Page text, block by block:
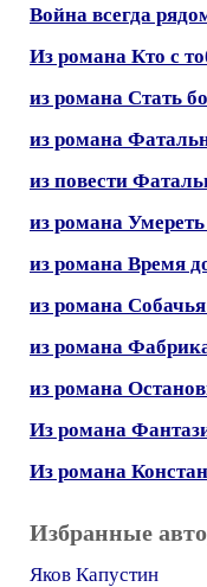
Война всегда
Из романа Кто с
из романа Стать
из романа
из повести
из романа
из романа Время
из романа Собачья
из романа
из романа
Из романа
Из романа
Избранные
Яков Капустин